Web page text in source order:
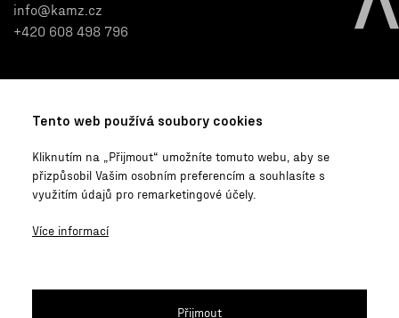
info@kamz.cz
+420 608 498 796
Soutěže
Co se u nás děje
Události
O nás
informace
Pro média
Nastavení soukromí
Tento web používá soubory cookies
Kliknutím na „Přijmout“ umožníte tomuto webu, aby se
přizpůsobil Vašim osobním preferencím a souhlasíte s
využitím údajů pro remarketingové účely.
Více informací
Přijmout